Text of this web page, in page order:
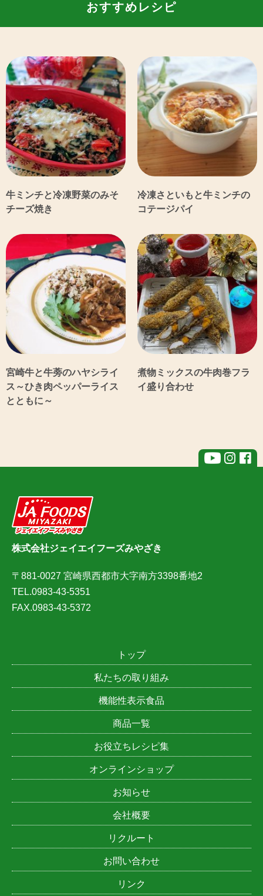
おすすめレシピ
牛ミンチと冷凍野菜のみそ
チーズ焼き
冷凍さといもと牛ミンチの
コテージパイ
宮崎牛と牛蒡のハヤシライ
ス～ひき肉ペッパーライス
とともに～
煮物ミックスの牛肉巻フラ
イ盛り合わせ
株式会社ジェイエイフーズみやざき
〒881-0027 宮崎県西都市大字南方3398番地2
TEL.0983-43-5351
FAX.0983-43-5372
トップ
私たちの取り組み
機能性表示食品
商品一覧
お役立ちレシピ集
オンラインショップ
お知らせ
会社概要
リクルート
お問い合わせ
リンク